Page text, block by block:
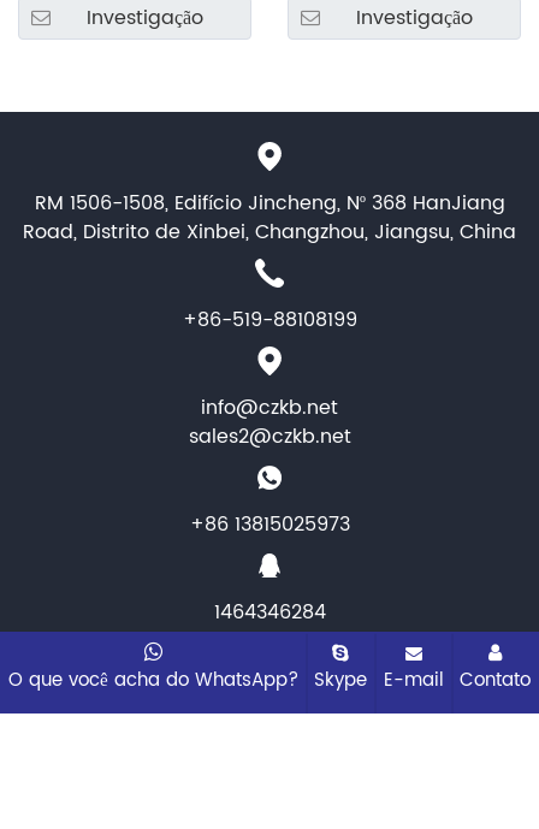
Investigação
Investigação
RM 1506-1508, Edifício Jincheng, Nº 368 HanJiang
Road, Distrito de Xinbei, Changzhou, Jiangsu, China
+86-519-88108199
info@czkb.net
sales2@czkb.net
+86 13815025973
1464346284
Copyright © 2025 Changzhou KB Instruments &
Meter co.,ltd. Todos os direitos reservados
O que você acha do WhatsApp? Skype E-mail Contato